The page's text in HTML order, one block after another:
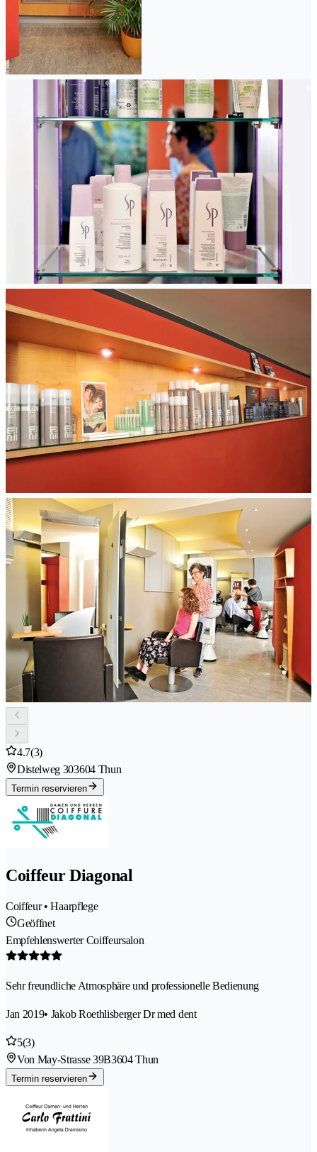
4.7(3)
Distelweg 303604 Thun
Termin reservieren
Coiffeur Diagonal
Coiffeur • Haarpflege
Geöffnet
Empfehlenswerter Coiffeursalon
Sehr freundliche Atmosphäre und professionelle Bedienung
Jan 2019• Jakob Roethlisberger Dr med dent
5(3)
Von May-Strasse 39B3604 Thun
Termin reservieren